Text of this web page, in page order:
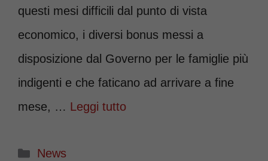
questi mesi difficili dal punto di vista
economico, i diversi bonus messi a
disposizione dal Governo per le famiglie più
indigenti e che faticano ad arrivare a fine
mese, … Leggi tutto
Categorie
News